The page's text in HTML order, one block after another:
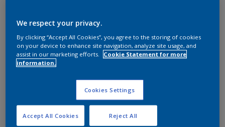
38GY 26/456 Frog's Foot
Αλλαγή απόχρωσης
Ποσότητα Υπολογισμός χρώματος
We respect your privacy.
By clicking “Accept All Cookies”, you agree to the storing of cookies
on your device to enhance site navigation, analyze site usage, and
assist in our marketing efforts.
Cookie Statement for more
information.
Cookies Settings
Reject All
Accept All Cookies